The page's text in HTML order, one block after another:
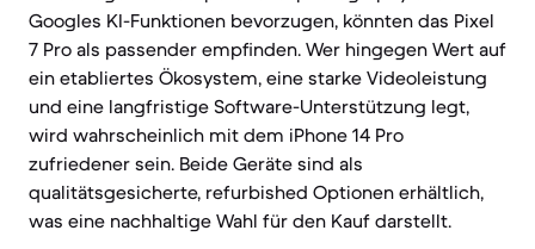
Googles KI-Funktionen bevorzugen, könnten das Pixel
7 Pro als passender empfinden. Wer hingegen Wert auf
ein etabliertes Ökosystem, eine starke Videoleistung
und eine langfristige Software-Unterstützung legt,
wird wahrscheinlich mit dem iPhone 14 Pro
zufriedener sein. Beide Geräte sind als
qualitätsgesicherte, refurbished Optionen erhältlich,
was eine nachhaltige Wahl für den Kauf darstellt.